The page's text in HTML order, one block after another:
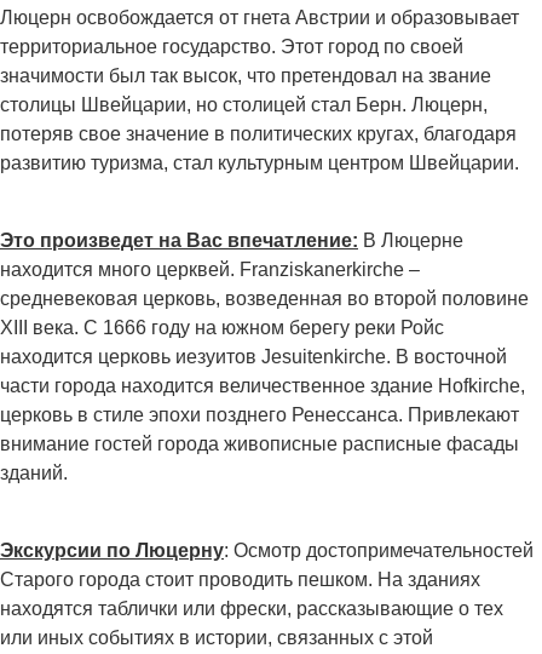
Люцерн освобождается от гнета Австрии и образовывает
территориальное государство. Этот город по своей
значимости был так высок, что претендовал на звание
столицы Швейцарии, но столицей стал Берн. Люцерн,
потеряв свое значение в политических кругах, благодаря
развитию туризма, стал культурным центром Швейцарии.
Это произведет на Вас впечатление: В Люцерне
находится много церквей. Franziskanerkirche –
средневековая церковь, возведенная во второй половине
XIII века. С 1666 году на южном берегу реки Ройс
находится церковь иезуитов Jesuitenkirche. В восточной
части города находится величественное здание Hofkirche,
церковь в стиле эпохи позднего Ренессанса. Привлекают
внимание гостей города живописные расписные фасады
зданий.
Экскурсии по Люцерну: Осмотр достопримечательностей
Старого города стоит проводить пешком. На зданиях
находятся таблички или фрески, рассказывающие о тех
или иных событиях в истории, связанных с этой